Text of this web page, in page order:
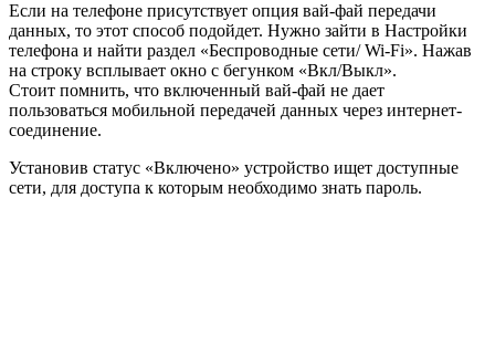
Если на телефоне присутствует опция вай-фай передачи
данных, то этот способ подойдет. Нужно зайти в Настройки
телефона и найти раздел «Беспроводные сети/ Wi-Fi». Нажав
на строку всплывает окно с бегунком «Вкл/Выкл».
Стоит помнить, что включенный вай-фай не дает
пользоваться мобильной передачей данных через интернет-
соединение.
Установив статус «Включено» устройство ищет доступные
сети, для доступа к которым необходимо знать пароль.